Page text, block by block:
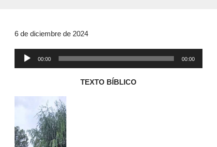
6 de diciembre de 2024
00:00 00:00
TEXTO BÍBLICO